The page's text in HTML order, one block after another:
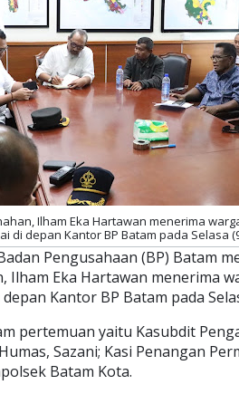
Ilham Eka Hartawan menerima
di depan Kantor BP Batam pada Selasa
Pengusahaan (BP) Batam
Ilham Eka Hartawan menerima
Kantor BP Batam pada
pertemuan yaitu Kasubdit
Sazani; Kasi Penangan
Batam Kota.